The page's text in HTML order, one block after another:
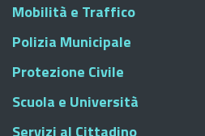
Mobilità e Traffico
Polizia Municipale
Protezione Civile
Scuola e Università
Servizi al Cittadino